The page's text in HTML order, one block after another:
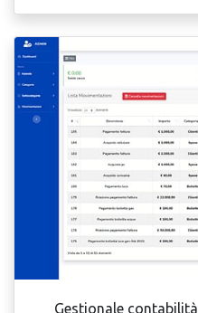
Gestionale